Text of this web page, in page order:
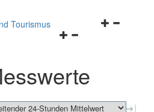
Navigationsmenü
schließen
Tourismus